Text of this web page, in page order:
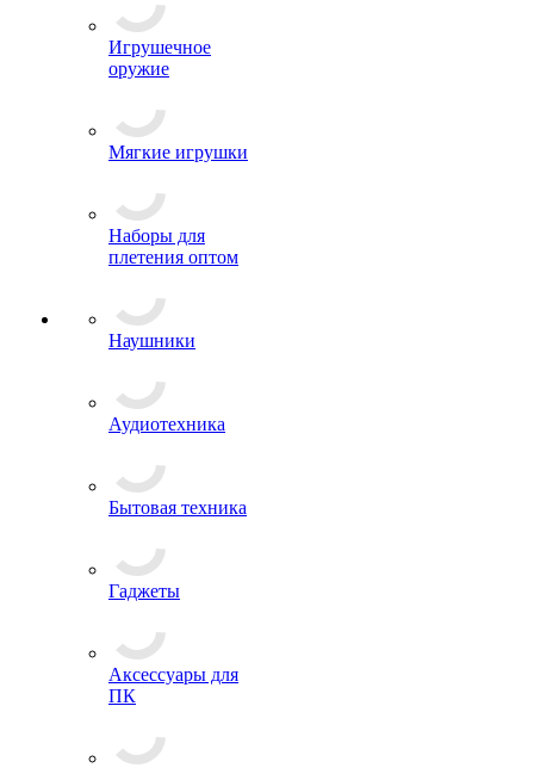
Игрушечное
оружие
Мягкие игрушки
Наборы для
плетения оптом
Наушники
Аудиотехника
Бытовая техника
Гаджеты
Аксессуары для
ПК